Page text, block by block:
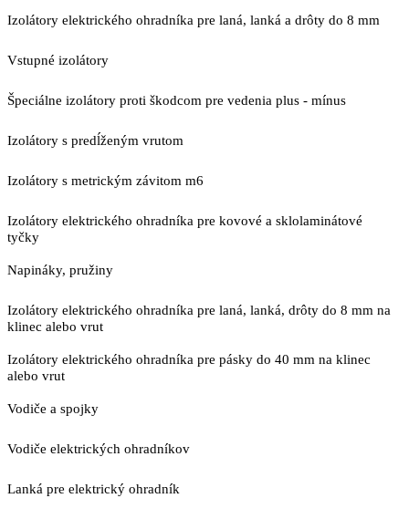
Izolátory elektrického ohradníka pre laná, lanká a drôty do 8 mm
Vstupné izolátory
Špeciálne izolátory proti škodcom pre vedenia plus - mínus
Izolátory s predĺženým vrutom
Izolátory s metrickým závitom m6
Izolátory elektrického ohradníka pre kovové a sklolaminátové
tyčky
Napináky, pružiny
Izolátory elektrického ohradníka pre laná, lanká, drôty do 8 mm na
klinec alebo vrut
Izolátory elektrického ohradníka pre pásky do 40 mm na klinec
alebo vrut
Vodiče a spojky
Vodiče elektrických ohradníkov
Lanká pre elektrický ohradník